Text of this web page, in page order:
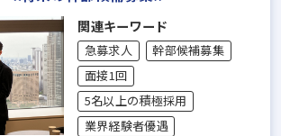
関連キーワード
急募求人
幹部候補募集
面接1回
5名以上の積極採用
業界経験者優遇